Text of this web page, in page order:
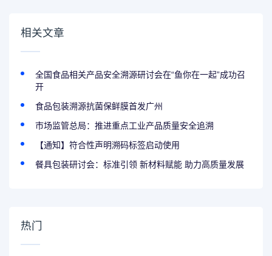
相关文章
全国食品相关产品安全溯源研讨会在“鱼你在一起”成功召
开
食品包装溯源抗菌保鲜膜首发广州
市场监管总局：推进重点工业产品质量安全追溯
【通知】符合性声明溯码标签启动使用
餐具包装研讨会：标准引领 新材料赋能 助力高质量发展
热门